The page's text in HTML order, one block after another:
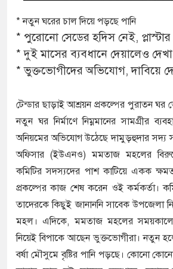
* নতুন ঘরের চাল দিয়ে পড়ছে পানি
* পুরোনো সেডের হদিস নেই, প্লাস্টার
* দুই মাসের ব্যবধানে দেয়ালেও
* ভুক্তভোগীদের অভিযোগ, দাবিয়ে
টেন্ডার ছাড়াই আশ্রয়ন প্রকল্পের পুরাতন ঘর
নতুন ঘর নির্মাণে নিম্নমানের সামগ্রীর
অনিয়মের অভিযোগ উঠেছে দামুড়হুদার সদ্য
অফিসার (ইউএনও) মমতাজ মহলের
কমিটির সদস্যদের পাশ কাটিয়ে একক
প্রকল্পের কাজ শেষ করেন ওই কর্মকর্তা।
তাদেরকে কিছুই জানাননি সাবেক উপজেলা
মহল। এদিকে, মমতাজ মহলের
নিয়েই বিপাকে আছেন ভুক্তভোগীরা। নতুন
বর্ষা মৌসুমে বৃষ্টির পানি পড়ছে। কোনো কোনো